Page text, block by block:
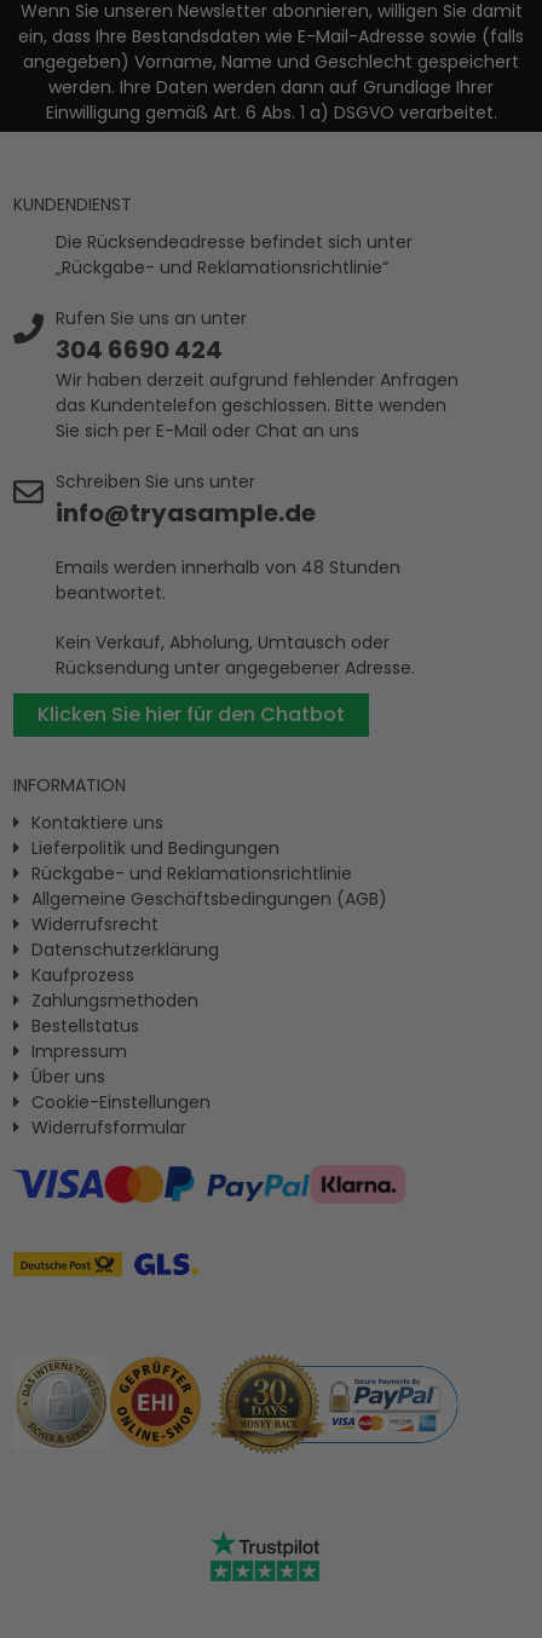
Wenn Sie unseren Newsletter abonnieren, willigen Sie damit
ein, dass Ihre Bestandsdaten wie E-Mail-Adresse sowie (falls
angegeben) Vorname, Name und Geschlecht gespeichert
werden. Ihre Daten werden dann auf Grundlage Ihrer
Einwilligung gemäß Art. 6 Abs. 1 a) DSGVO verarbeitet.
KUNDENDIENST
Die Rücksendeadresse befindet sich unter
„Rückgabe- und Reklamationsrichtlinie“
Rufen Sie uns an unter
304 6690 424
Wir haben derzeit aufgrund fehlender Anfragen
das Kundentelefon geschlossen. Bitte wenden
Sie sich per E-Mail oder Chat an uns
Schreiben Sie uns unter
info@tryasample.de
Emails werden innerhalb von 48 Stunden
beantwortet.
Kein Verkauf, Abholung, Umtausch oder
Rücksendung unter angegebener Adresse.
Klicken Sie hier für den Chatbot
INFORMATION
Kontaktiere uns
Lieferpolitik und Bedingungen
Rückgabe- und Reklamationsrichtlinie
Allgemeine Geschäftsbedingungen (AGB)
Widerrufsrecht
Datenschutzerklärung
Kaufprozess
Zahlungsmethoden
Bestellstatus
Impressum
Ûber uns
Cookie-Einstellungen
Widerrufsformular